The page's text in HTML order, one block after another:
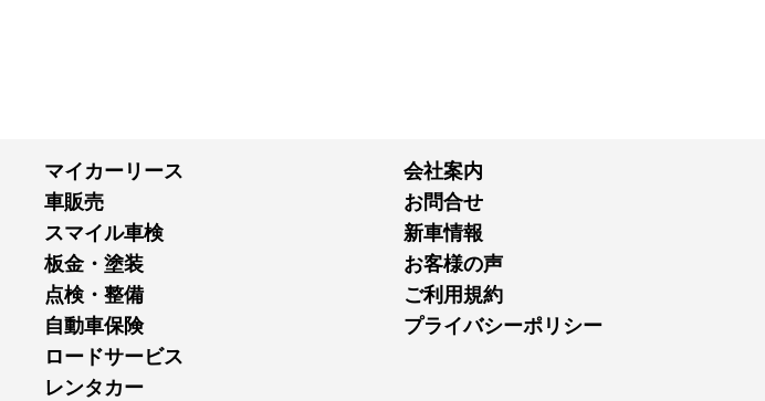
マイカーリース
車販売
スマイル車検
板金・塗装
点検・整備
自動車保険
ロードサービス
レンタカー
会社案内
お問合せ
新車情報
お客様の声
ご利用規約
プライバシーポリシー